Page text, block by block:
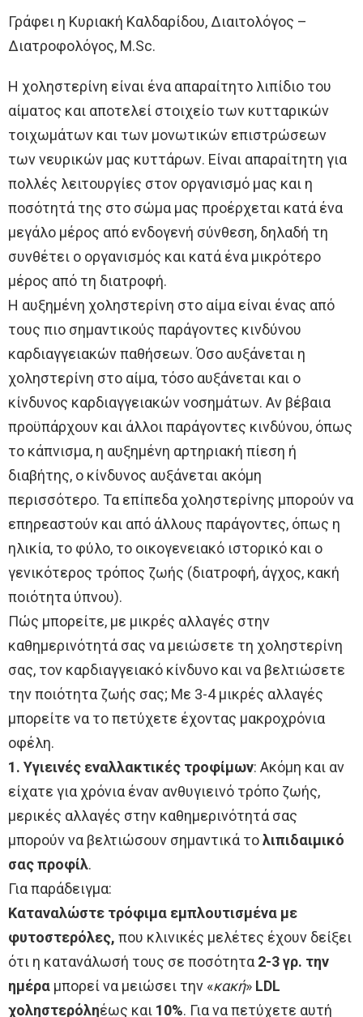
Γράφει η Κυριακή Καλδαρίδου, Διαιτολόγος –
Διατροφολόγος, M.Sc.
Η χοληστερίνη είναι ένα απαραίτητο λιπίδιο του
αίματος και αποτελεί στοιχείο των κυτταρικών
τοιχωμάτων και των μονωτικών επιστρώσεων
των νευρικών μας κυττάρων. Είναι απαραίτητη για
πολλές λειτουργίες στον οργανισμό μας και η
ποσότητά της στο σώμα μας προέρχεται κατά ένα
μεγάλο μέρος από ενδογενή σύνθεση, δηλαδή τη
συνθέτει ο οργανισμός και κατά ένα μικρότερο
μέρος από τη διατροφή.
Η αυξημένη χοληστερίνη στο αίμα είναι ένας από
τους πιο σημαντικούς παράγοντες κινδύνου
καρδιαγγειακών παθήσεων. Όσο αυξάνεται η
χοληστερίνη στο αίμα, τόσο αυξάνεται και ο
κίνδυνος καρδιαγγειακών νοσημάτων. Αν βέβαια
προϋπάρχουν και άλλοι παράγοντες κινδύνου, όπως
το κάπνισμα, η αυξημένη αρτηριακή πίεση ή
διαβήτης, ο κίνδυνος αυξάνεται ακόμη
περισσότερο. Τα επίπεδα χοληστερίνης μπορούν να
επηρεαστούν και από άλλους παράγοντες, όπως η
ηλικία, το φύλο, το οικογενειακό ιστορικό και ο
γενικότερος τρόπος ζωής (διατροφή, άγχος, κακή
ποιότητα ύπνου).
Πώς μπορείτε, με μικρές αλλαγές στην
καθημερινότητά σας να μειώσετε τη χοληστερίνη
σας, τον καρδιαγγειακό κίνδυνο και να βελτιώσετε
την ποιότητα ζωής σας; Με 3-4 μικρές αλλαγές
μπορείτε να το πετύχετε έχοντας μακροχρόνια
οφέλη.
1. Υγιεινές εναλλακτικές τροφίμων: Ακόμη και αν
είχατε για χρόνια έναν ανθυγιεινό τρόπο ζωής,
μερικές αλλαγές στην καθημερινότητά σας
μπορούν να βελτιώσουν σημαντικά τολιπιδαιμικό
σας προφίλ.
Για παράδειγμα:
Καταναλώστε τρόφιμα εμπλουτισμένα με
φυτοστερόλες, που κλινικές μελέτες έχουν δείξει
ότι η κατανάλωσή τους σε ποσότητα 2-3 γρ. την
ημέρα μπορεί να μειώσει την «κακή» LDL
χοληστερόληέως και 10%. Για να πετύχετε αυτή